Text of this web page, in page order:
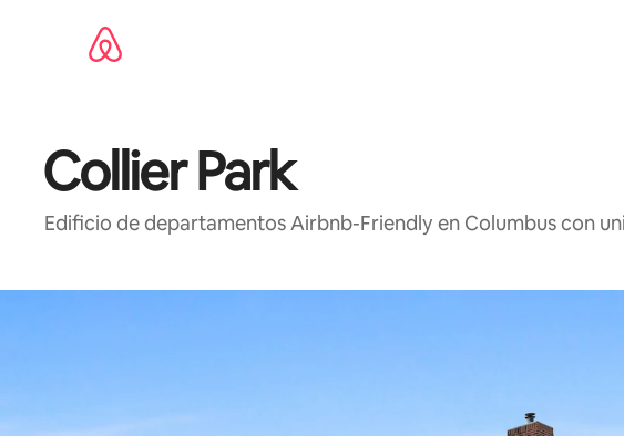
Collier Park
Edificio de departamentos Airbnb-Friendly en Columbus con